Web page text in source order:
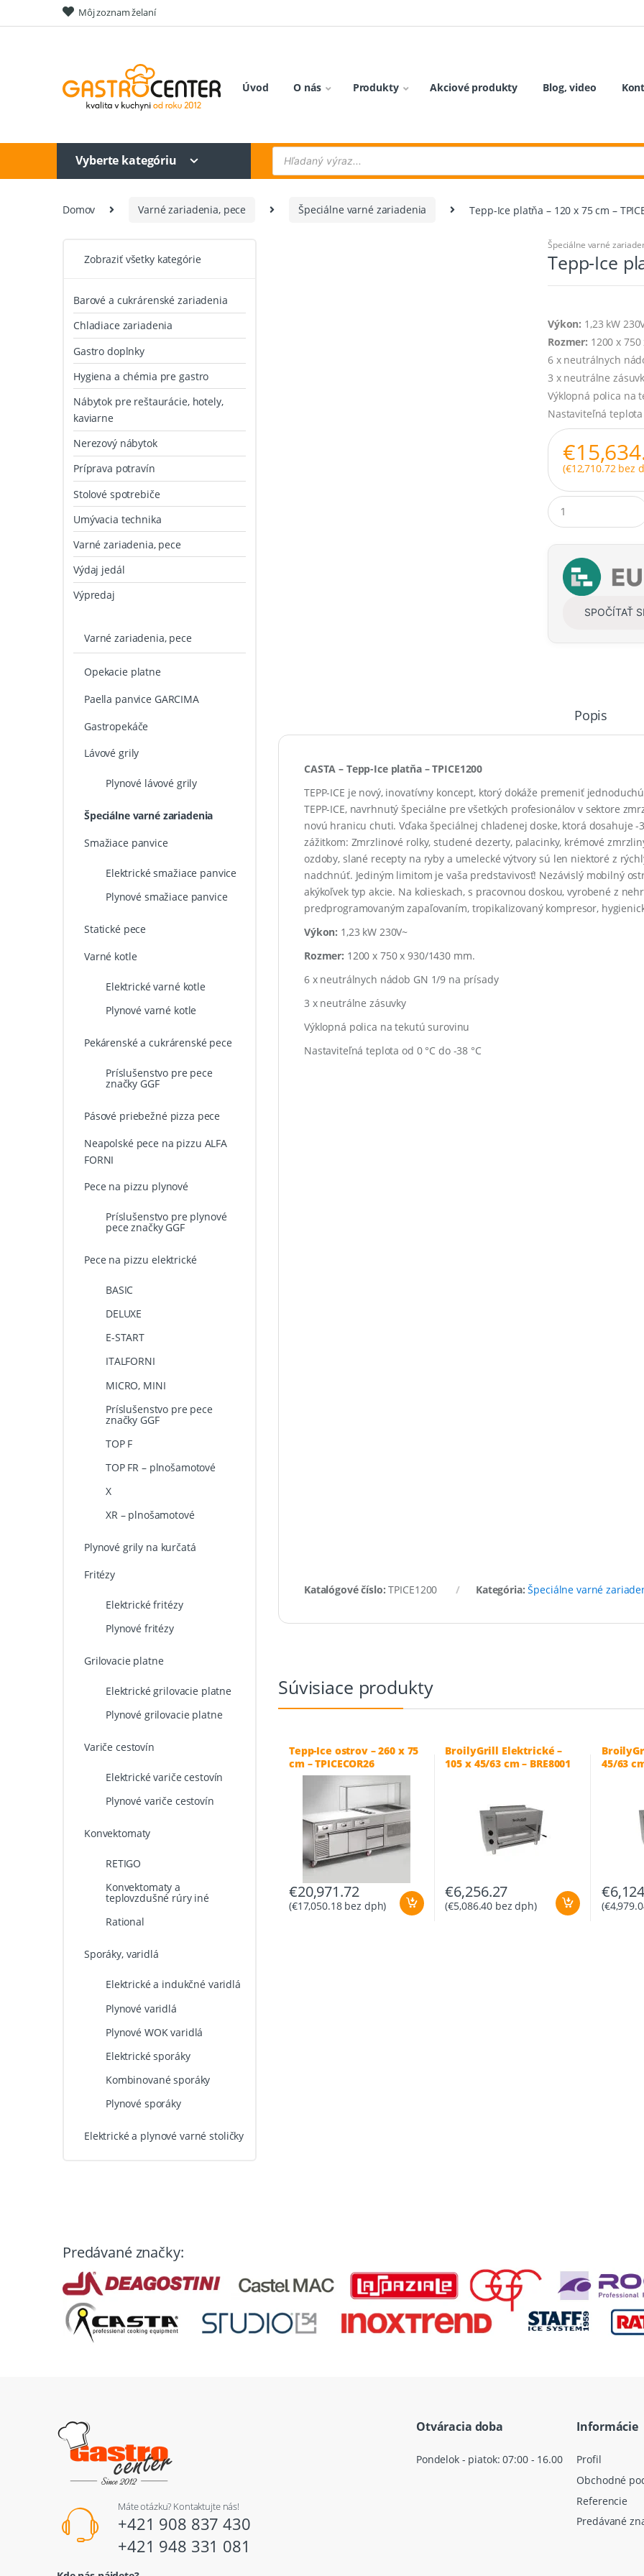
to
to
Môj zoznam želaní
Úvod O nás Produkty Akciové produkty Blog, video
Vyberte kategóriu
Products
search
Domov Varné zariadenia, pece Špeciálne varné zariadenia Tepp-Ice platňa – 120 x 75 cm –
Špeciálne varné
Tepp-Ice
Výkon: 1,23 kW
Rozmer: 1200 x
6 x neutrálnych
3 x neutrálne
Výklopná polica na
Nastaviteľná teplota
€
(€12,710.72bez
Q
u
t
SPOČÍTAŤ
Popis
CASTA – Tepp-Ice platňa – TPICE1200
TEPP-ICE je nový, inovatívny koncept, ktorý dokáže premeniť
TEPP-ICE, navrhnutý špeciálne pre všetkých profesionálov v sektore
novú hranicu chuti. Vďaka špeciálnej chladenej doske, ktorá dosahuje
zážitkom: Zmrzlinové rolky, studené dezerty, palacinky, krémové
ozdoby, slané recepty na ryby a umelecké výtvory sú len niektoré z
nadchnúť. Jediným limitom je vaša predstavivosť! Nezávislý mobilný
akýkoľvek typ akcie. Na kolieskach, s pracovnou doskou, vyrobené z
predprogramovaným zapaľovaním, tropikalizovaný kompresor,
Výkon: 1,23 kW 230V~
Rozmer: 1200 x 750 x 930/1430 mm.
6 x neutrálnych nádob GN 1/9 na prísady
3 x neutrálne zásuvky
Výklopná polica na tekutú surovinu
Nastaviteľná teplota od 0 °C do -38 °C
Katalógové číslo:TPICE1200 Kategória:Špeciálne varné
Súvisiace produkty
Tepp-Ice ostrov – 260 x 75
cm – TPICECOR26
€20,971.72
(€17,050.18bez dph)
BroilyGrill Elektrické –
105 x 45/63 cm – BRE8001
€6,256.27
(€5,086.40 bez dph)
45/63
€
(€
Zobraziť všetky kategórie
Barové a cukrárenské zariadenia
Chladiace zariadenia
Gastro doplnky
Hygiena a chémia pre gastro
Nábytok pre reštaurácie, hotely,
kaviarne
Nerezový nábytok
Príprava potravín
Stolové spotrebiče
Umývacia technika
Varné zariadenia, pece
Výdaj jedál
Výpredaj
Varné zariadenia, pece
Opekacie platne
Paella panvice GARCIMA
Gastropekáče
Lávové grily
Plynové lávové grily
Špeciálne varné zariadenia
Smažiace panvice
Elektrické smažiace panvice
Plynové smažiace panvice
Statické pece
Varné kotle
Elektrické varné kotle
Plynové varné kotle
Pekárenské a cukrárenské pece
Príslušenstvo pre pece
značky GGF
Pásové priebežné pizza pece
Neapolské pece na pizzu ALFA
FORNI
Pece na pizzu plynové
Príslušenstvo pre plynové
pece značky GGF
Pece na pizzu elektrické
BASIC
DELUXE
E-START
ITALFORNI
MICRO, MINI
Príslušenstvo pre pece
značky GGF
TOP F
TOP FR – plnošamotové
X
XR – plnošamotové
Plynové grily na kurčatá
Fritézy
Elektrické fritézy
Plynové fritézy
Grilovacie platne
Elektrické grilovacie platne
Plynové grilovacie platne
Variče cestovín
Elektrické variče cestovín
Plynové variče cestovín
Konvektomaty
RETIGO
Konvektomaty a
teplovzdušné rúry iné
Rational
Sporáky, varidlá
Elektrické a indukčné varidlá
Plynové varidlá
Plynové WOK varidlá
Elektrické sporáky
Kombinované sporáky
Plynové sporáky
Elektrické a plynové varné stoličky
Predávané značky:
Máte otázku? Kontaktujte nás!
+421 908 837 430
+421 948 331 081
Otváracia doba
Pondelok - piatok: 07:00 - 16.00
Informácie
Profil
Obchodné
Referencie
Predávané